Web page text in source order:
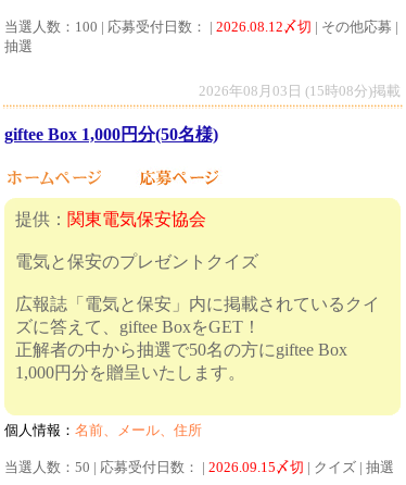
当選人数：100 | 応募受付日数： | 2026.08.12〆切 | その他応募 |
抽選
2026年08月03日 (15時08分)掲載
giftee Box 1,000円分(50名様)
提供： 関東電気保安協会
電気と保安のプレゼントクイズ
広報誌「電気と保安」内に掲載されているクイ
ズに答えて、giftee BoxをGET！
正解者の中から抽選で50名の方にgiftee Box
1,000円分を贈呈いたします。
個人情報： 名前、メール、住所
当選人数：50 | 応募受付日数： | 2026.09.15〆切 | クイズ | 抽選